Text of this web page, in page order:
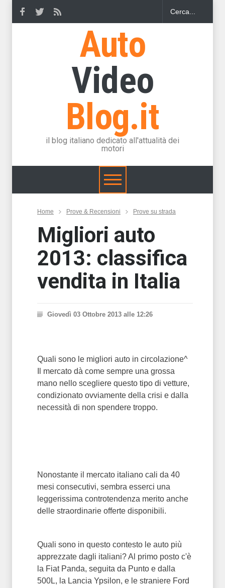
Auto
Video
Blog.it
il blog italiano dedicato all'attualità dei
motori
Home Prove & Recensioni Prove su strada
Migliori auto
2013: classifica
vendita in Italia
Giovedì 03 Ottobre 2013 alle 12:26
Quali sono le migliori auto in circolazione^
Il mercato dà come sempre una grossa
mano nello scegliere questo tipo di vetture,
condizionato ovviamente della crisi e dalla
necessità di non spendere troppo.
Nonostante il mercato italiano cali da 40
mesi consecutivi, sembra esserci una
leggerissima controtendenza merito anche
delle straordinarie offerte disponibili.
Quali sono in questo contesto le auto più
apprezzate dagli italiani? Al primo posto c'è
la Fiat Panda, seguita da Punto e dalla
500L, la Lancia Ypsilon, e le straniere Ford